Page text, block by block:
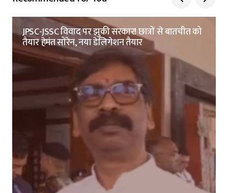
JPSC-JSSC विवाद पर झुकी सरकार! छात्रों से बातचीत को
तैयार हेमंत सोरेन, नया डेलिगेशन तैयार